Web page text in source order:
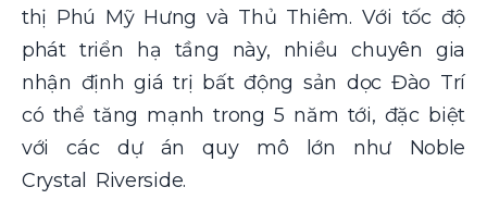
thị Phú Mỹ Hưng và Thủ Thiêm. Với tốc độ
phát triển hạ tầng này, nhiều chuyên gia
nhận định giá trị bất động sản dọc Đào Trí
có thể tăng mạnh trong 5 năm tới, đặc biệt
với các dự án quy mô lớn như Noble
Crystal Riverside.